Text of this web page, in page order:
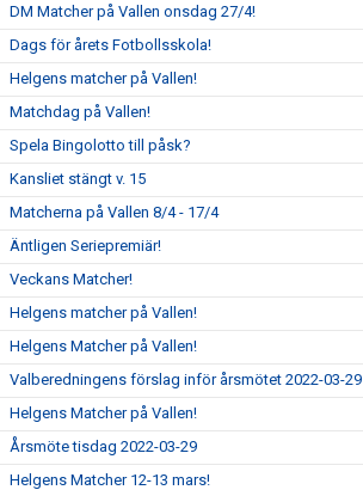
DM Matcher på Vallen onsdag 27/4!
Dags för årets Fotbollsskola!
Helgens matcher på Vallen!
Matchdag på Vallen!
Spela Bingolotto till påsk?
Kansliet stängt v. 15
Matcherna på Vallen 8/4 - 17/4
Äntligen Seriepremiär!
Veckans Matcher!
Helgens matcher på Vallen!
Helgens Matcher på Vallen!
Valberedningens förslag inför årsmötet 2022-03-29
Helgens Matcher på Vallen!
Årsmöte tisdag 2022-03-29
Helgens Matcher 12-13 mars!